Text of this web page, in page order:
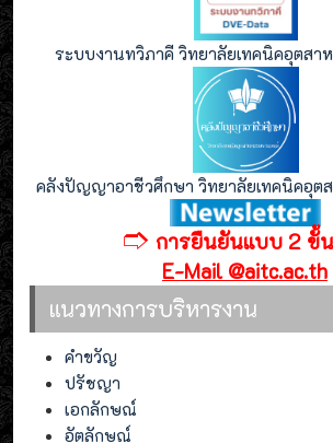
ระบบงานทวิภาคี วิทยาลัยเทคนิคอุตส
คลังปัญญาอาชีวศึกษา วิทยาลัยเทคนิคอุต
🢣 การยืนยันแบบ 2 ขั้
E-Mail @aitc.ac.th
แนวทางการบริหารงาน
คำขวัญ
ปรัชญา
เอกลักษณ์
อัตลักษณ์